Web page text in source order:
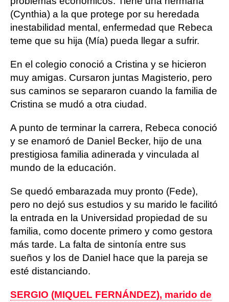
(Cynthia) a la que protege por su heredada
inestabilidad mental, enfermedad que Rebeca
teme que su hija (Mía) pueda llegar a sufrir.
En el colegio conoció a Cristina y se hicieron
muy amigas. Cursaron juntas Magisterio, pero
sus caminos se separaron cuando la familia de
Cristina se mudó a otra ciudad.
A punto de terminar la carrera, Rebeca conoció
y se enamoró de Daniel Becker, hijo de una
prestigiosa familia adinerada y vinculada al
mundo de la educación.
Se quedó embarazada muy pronto (Fede),
pero no dejó sus estudios y su marido le facilitó
la entrada en la Universidad propiedad de su
familia, como docente primero y como gestora
más tarde. La falta de sintonía entre sus
sueños y los de Daniel hace que la pareja se
esté distanciando.
SERGIO (MIQUEL FERNÁNDEZ), marido de